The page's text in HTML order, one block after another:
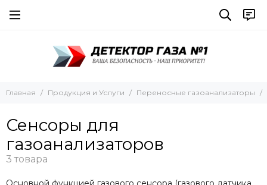
Все товары
Одноканальные газоанализаторы
Необслуживаемые газоанализаторы (на 2 и 3 года)
Течеискатели
Газоанализаторы для экологического мониторинга
(ПДК)
Газоанализаторы с PID-сенсором
Все товары
Сенсоры для газоанализаторов
Главная Продукция и Услуги Переносные газоанализаторы
Сенсоры для
газоанализаторов